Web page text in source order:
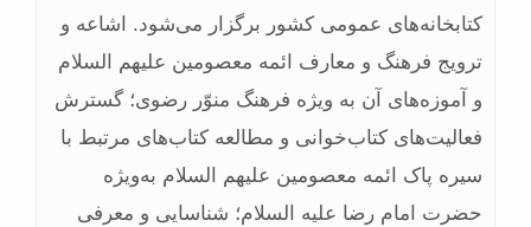
کتابخانه‌های عمومی کشور برگزار می‌شود. اشاعه و
ترویج فرهنگ و معارف ائمه معصومین علیهم السلام
و آموزه‌های آن به ویژه فرهنگ منوّر رضوی؛ گسترش
فعالیت‌های کتاب‌خوانی و مطالعه کتاب‌های مرتبط با
سیره پاک ائمه معصومین علیهم السلام به‌ویژه
حضرت امام رضا علیه السلام؛ شناسایی و معرفی